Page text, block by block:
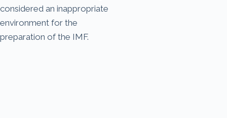
considered an inappropriate
environment for the
preparation of the IMF.